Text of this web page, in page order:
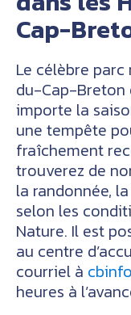
Cap-
Le célèbre
du-Cap-Breton
importe la
une tempête
fraîchement
trouverez de
la randonnée,
selon les
Nature. Il est
au centre
courriel à
heures à